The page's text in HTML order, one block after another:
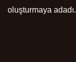
oluşturmaya adadı.